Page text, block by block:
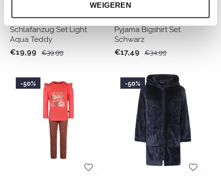
WEIGEREN
Charlie Choe Mädchen
Schlafanzug Set Light
Aqua Teddy
€19,99
€39,99
Charlie Choe Mädchen
Pyjama Bigshirt Set
Schwarz
€17,49
€34,99
-50% -50%